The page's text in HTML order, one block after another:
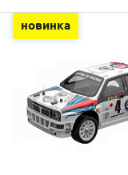
новинка